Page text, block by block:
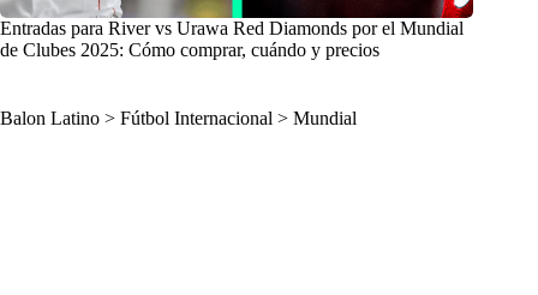
Entradas para River vs Urawa Red Diamonds por el Mundial
de Clubes 2025: Cómo comprar, cuándo y precios
Balon Latino > Fútbol Internacional > Mundial